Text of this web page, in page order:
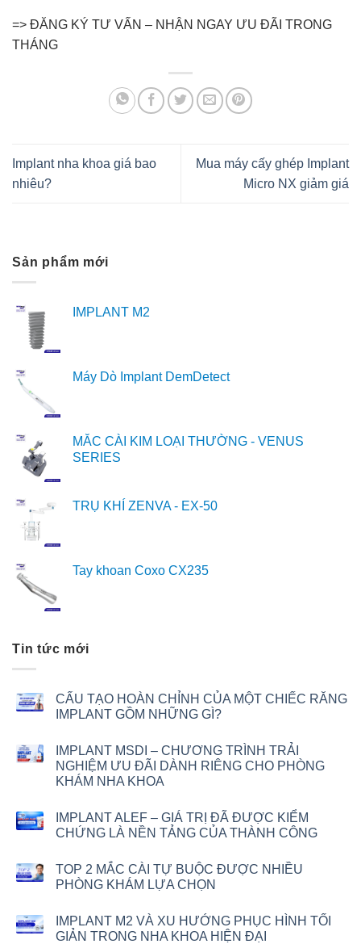
=> ĐĂNG KÝ TƯ VẤN – NHẬN NGAY ƯU ĐÃI TRONG
THÁNG
Implant nha khoa giá bao
nhiêu?
Mua máy cấy ghép Implant
Micro NX giảm giá
Sản phẩm mới
IMPLANT M2
Máy Dò Implant DemDetect
MẮC CÀI KIM LOẠI THƯỜNG - VENUS
SERIES
TRỤ KHÍ ZENVA - EX-50
Tay khoan Coxo CX235
Tin tức mới
CẤU TẠO HOÀN CHỈNH CỦA MỘT CHIẾC RĂNG
IMPLANT GỒM NHỮNG GÌ?
IMPLANT MSDI – CHƯƠNG TRÌNH TRẢI
NGHIỆM ƯU ĐÃI DÀNH RIÊNG CHO PHÒNG
KHÁM NHA KHOA
IMPLANT ALEF – GIÁ TRỊ ĐÃ ĐƯỢC KIỂM
CHỨNG LÀ NỀN TẢNG CỦA THÀNH CÔNG
TOP 2 MẮC CÀI TỰ BUỘC ĐƯỢC NHIỀU
PHÒNG KHÁM LỰA CHỌN
IMPLANT M2 VÀ XU HƯỚNG PHỤC HÌNH TỐI
GIẢN TRONG NHA KHOA HIỆN ĐẠI